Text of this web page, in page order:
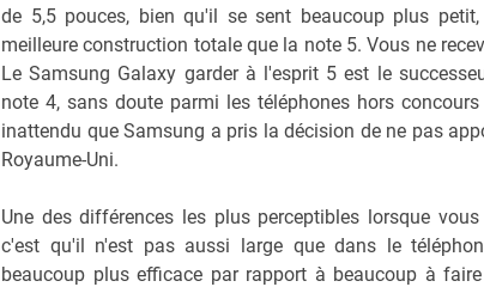
de 5,5 pouces, bien qu'il se sent beaucoup plus
meilleure construction totale que la note 5. Vous ne
Le Samsung Galaxy garder à l'esprit 5 est le
note 4, sans doute parmi les téléphones hors
inattendu que Samsung a pris la décision de ne pas
Royaume-Uni.
Une des différences les plus perceptibles lorsque
c'est qu'il n'est pas aussi large que dans le
beaucoup plus efficace par rapport à beaucoup à